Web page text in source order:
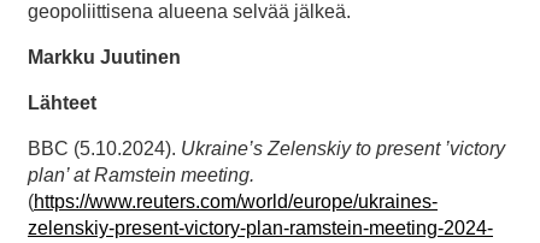
geopoliittisena alueena selvää jälkeä.
Markku Juutinen
Lähteet
BBC (5.10.2024). Ukraine’s Zelenskiy to present ’victory
plan’ at Ramstein meeting.
(https://www.reuters.com/world/europe/ukraines-
zelenskiy-present-victory-plan-ramstein-meeting-2024-